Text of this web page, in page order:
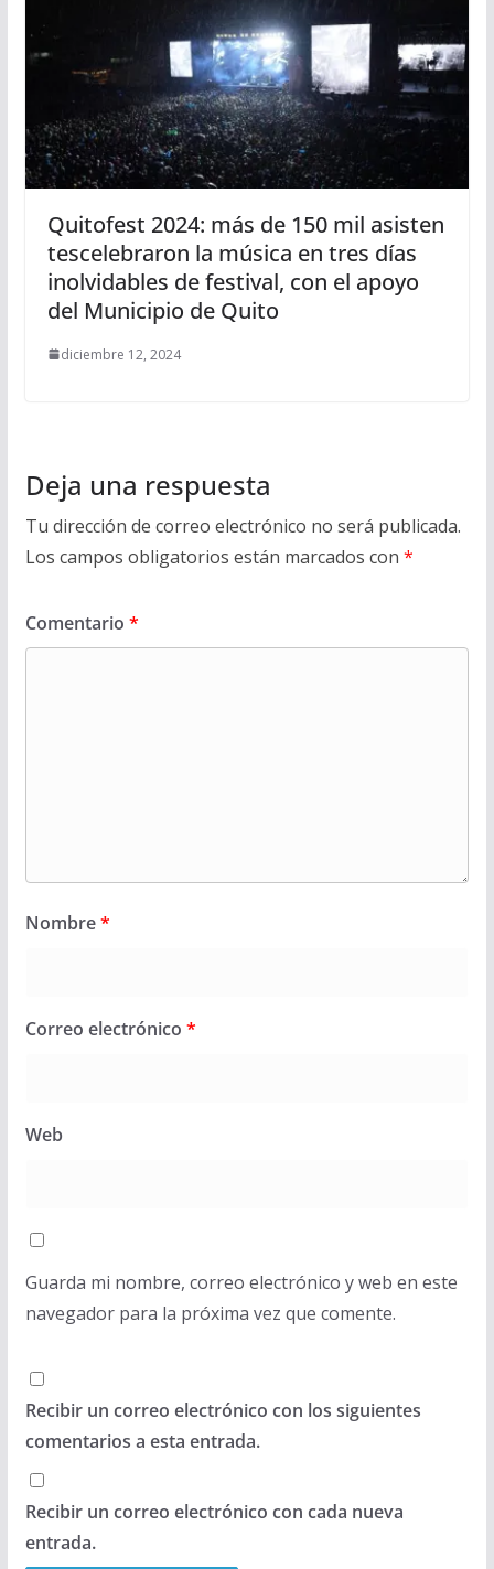
Quitofest 2024: más de 150 mil asisten
tescelebraron la música en tres días
inolvidables de festival, con el apoyo
del Municipio de Quito
diciembre 12, 2024
Deja una respuesta
Tu dirección de correo electrónico no será publicada.
Los campos obligatorios están marcados con *
Comentario *
Nombre*
Correo electrónico *
Web
Guarda mi nombre, correo electrónico y web en este
navegador para la próxima vez que comente.
Recibir un correo electrónico con los siguientes
comentarios a esta entrada.
Recibir un correo electrónico con cada nueva
entrada.